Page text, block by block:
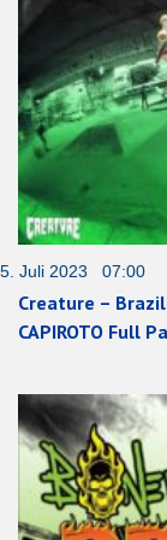
5. Juli 2023 07:00
Creature –
CAPIROTO Full